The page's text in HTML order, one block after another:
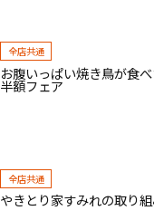
全店共通
お腹いっぱい焼き鳥が食
半額フェア
全店共通
やきとり家すみれの取り